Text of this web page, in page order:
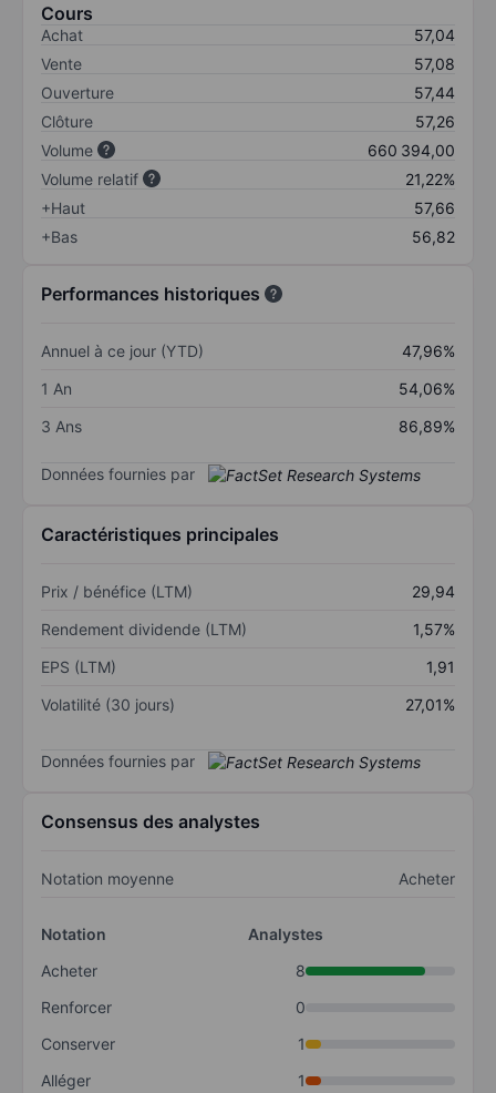
Cours
Achat
57,04
Vente
57,08
Ouverture
57,44
Clôture
57,26
Volume
660 394,00
Volume relatif
21,22%
+Haut
57,66
+Bas
56,82
Performances historiques
Annuel à ce jour (YTD)
47,96%
1 An
54,06%
3 Ans
86,89%
Données fournies par
Caractéristiques principales
Prix / bénéfice (LTM)
29,94
Rendement dividende (LTM)
1,57%
EPS (LTM)
1,91
Volatilité (30 jours)
27,01%
Données fournies par
Consensus des analystes
Notation moyenne Acheter
Notation
Analystes
Acheter
8
Renforcer
0
Conserver
1
Alléger
1